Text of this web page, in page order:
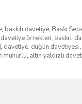
, baskılı davetiye, Baskı
davetiye örnekleri, baskılı
, davetiye, düğün davetiyesi,
mühürlü, altın yaldızlı